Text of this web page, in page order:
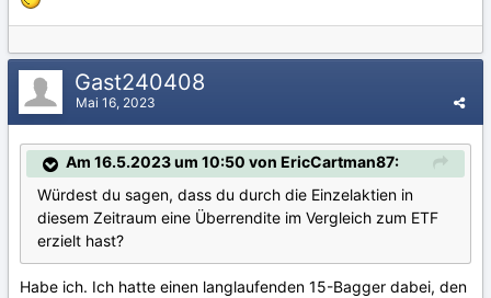
Gast240408
Mai 16, 2023
Am 16.5.2023 um 10:50 von EricCartman87:
Würdest du sagen, dass du durch die Einzelaktien in
diesem Zeitraum eine Überrendite im Vergleich zum ETF
erzielt hast?
Habe ich. Ich hatte einen langlaufenden 15-Bagger dabei, den